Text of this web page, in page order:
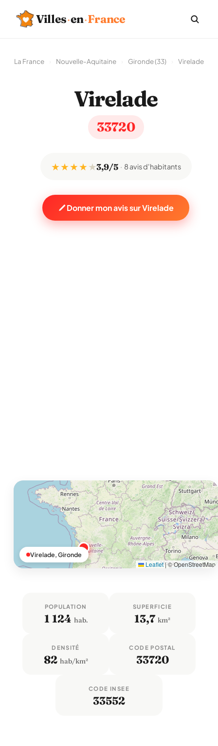
Villes·en·France
La France Nouvelle-Aquitaine Gironde (33) Virelade
Virelade
33720
★ ★ ★ ★★3,9/5 8 avis d'habitants
Donner mon avis sur Virelade
Leaflet |© OpenStreetMap
Virelade, Gironde
POPULATION
1 124 hab.
SUPERFICIE
13,7 km²
DENSITÉ
82 hab/km²
CODE POSTAL
33720
CODE INSEE
33552